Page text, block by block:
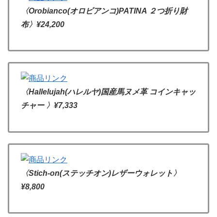
〈Orobianco(オロビアンコ)PATINA ２つ折り財
布〉 ¥24,200
〈Hallelujah(ハレルヤ)国産馬ヌメ革 コインキャッ
チャー 〉 ¥7,333
〈Stich-on(ステッチオン)レザーウォレット〉
¥8,800